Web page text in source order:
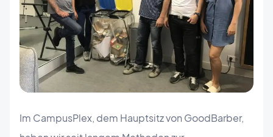
Im CampusPlex, dem Hauptsitz von GoodBarber,